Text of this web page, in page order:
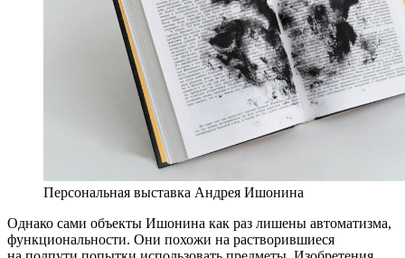
Персональная выставка Андрея Ишонина
Однако сами объекты Ишонина как раз лишены автоматизма,
функциональности. Они похожи на растворившиеся